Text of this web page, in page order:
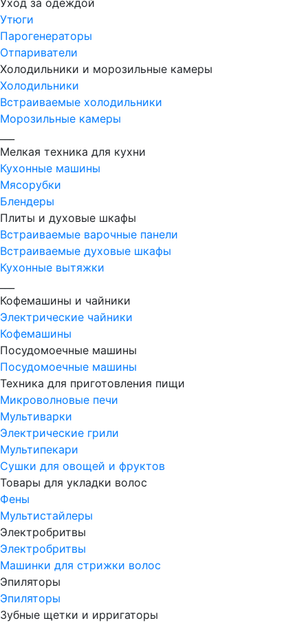
Уход за одеждой
Утюги
Парогенераторы
Отпариватели
Холодильники и морозильные камеры
Холодильники
Встраиваемые холодильники
Морозильные камеры
Мелкая техника для кухни
Кухонные машины
Мясорубки
Блендеры
Плиты и духовые шкафы
Встраиваемые варочные панели
Встраиваемые духовые шкафы
Кухонные вытяжки
Кофемашины и чайники
Электрические чайники
Кофемашины
Посудомоечные машины
Посудомоечные машины
Техника для приготовления пищи
Микроволновые печи
Мультиварки
Электрические грили
Мультипекари
Сушки для овощей и фруктов
Товары для укладки волос
Фены
Мультистайлеры
Электробритвы
Электробритвы
Машинки для стрижки волос
Эпиляторы
Эпиляторы
Зубные щетки и ирригаторы